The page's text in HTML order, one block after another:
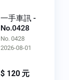
一手車訊 -
No.0428
No. 0428
2026-08-01
$ 120 元